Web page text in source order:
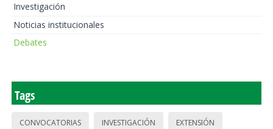
Investigación
Noticias institucionales
Debates
Tags
CONVOCATORIAS INVESTIGACIÓN EXTENSIÓN